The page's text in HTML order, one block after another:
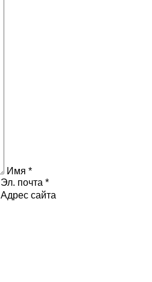
Имя *
Эл. почта *
Адрес сайта